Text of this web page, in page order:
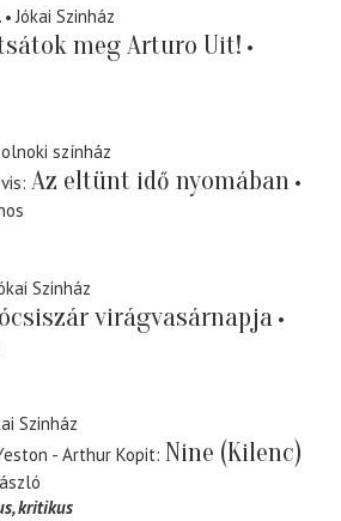
Jókai Szinház
meg Arturo Uit!
színház
Az eltünt idő nyomában
Szinház
virágvasárnapja
Szinház
- Arthur Kopit Nine (Kilenc)
kritikus